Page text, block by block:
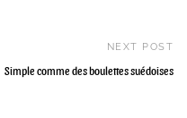
NEXT POST
Simple comme des boulettes suédoises